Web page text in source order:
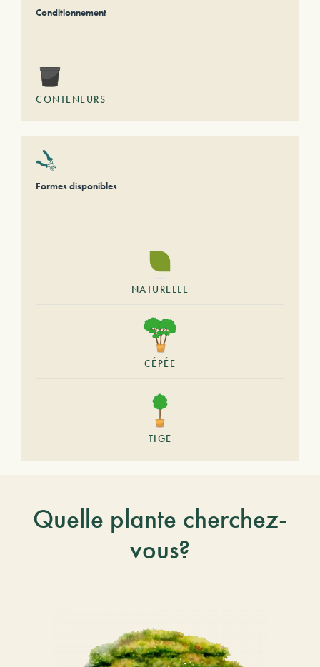
Conditionnement
CONTENEURS
Formes disponibles
NATURELLE
CÉPÉE
TIGE
Quelle plante cherchez-
vous?